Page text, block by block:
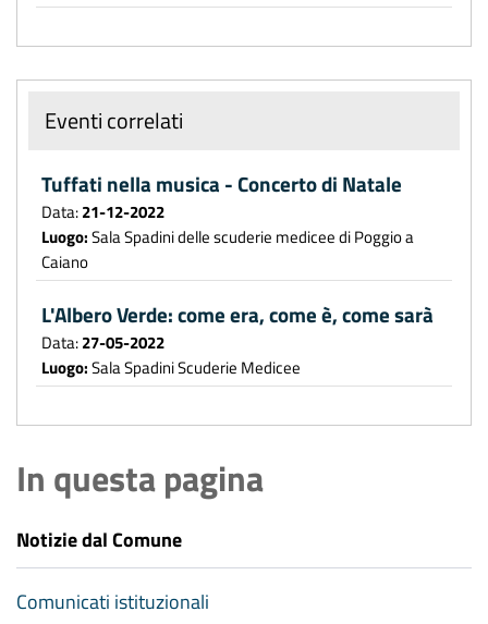
Eventi correlati
Tuffati nella musica - Concerto di Natale
Data:21-12-2022
Luogo:Sala Spadini delle scuderie medicee di Poggio a
Caiano
L'Albero Verde: come era, come è, come sarà
Data:27-05-2022
Luogo:Sala Spadini Scuderie Medicee
In questa pagina
Notizie dal Comune
Comunicati istituzionali